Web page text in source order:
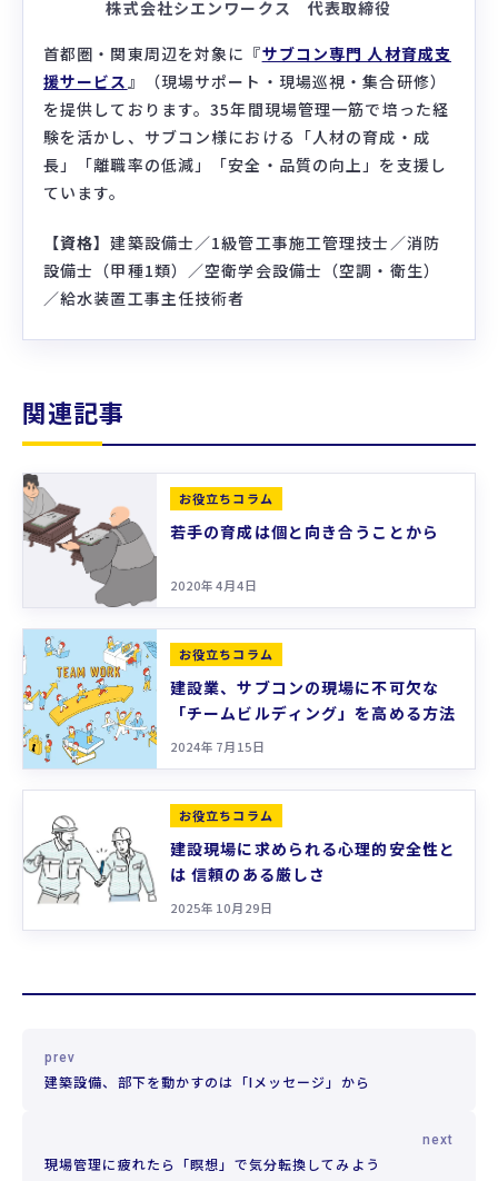
株式会社シエンワークス 代表取締役
首都圏・関東周辺を対象に『サブコン専門 人材育成支
援サービス 』（現場サポート・現場巡視・集合研修）
を提供しております。35年間現場管理一筋で培った経
験を活かし、サブコン様における「人材の育成・成
長」「離職率の低減」「安全・品質の向上」を支援し
ています。
【資格】建築設備士／1級管工事施工管理技士／消防
設備士（甲種1類）／空衛学会設備士（空調・衛生）
／給水装置工事主任技術者
関連記事
お役立ちコラム
若手の育成は個と向き合うことから
2020年4月4日
お役立ちコラム
建設業、サブコンの現場に不可欠な
「チームビルディング」を高める方法
2024年7月15日
お役立ちコラム
建設現場に求められる心理的安全性と
は 信頼のある厳しさ
2025年10月29日
prev
建築設備、部下を動かすのは「Iメッセージ」から
next
現場管理に疲れたら「瞑想」で気分転換してみよう